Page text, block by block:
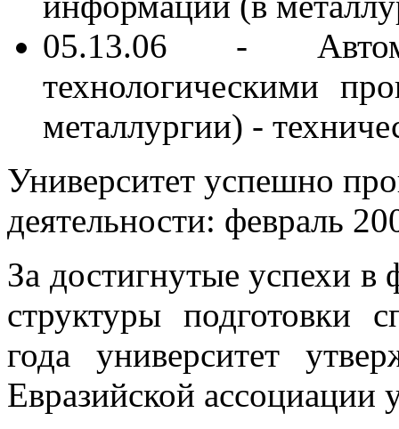
05.13.06 -
технологическими
металлургии) -
Университет успешно
деятельности: февраль
За достигнутые успехи в
структуры подготовки
года университет
Евразийской ассоциации